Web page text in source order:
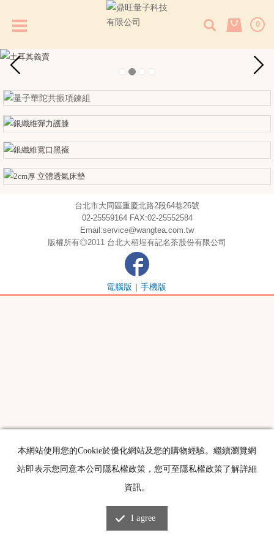
0
台北市大同區重慶北路2段64巷26號
02-25559164 FAX:02-25552584
Email:service@wangtea.com.tw
版權所有◎2011 台北大稻埕有記名茶股份有限公司
電腦版 | 手機版
本網站使用您的Cookie於優化網站及您的購物經驗。繼續瀏覽網
站即表示您同意本公司隱私權政策，您可至隱私權政策了解詳細
資訊。
I agree